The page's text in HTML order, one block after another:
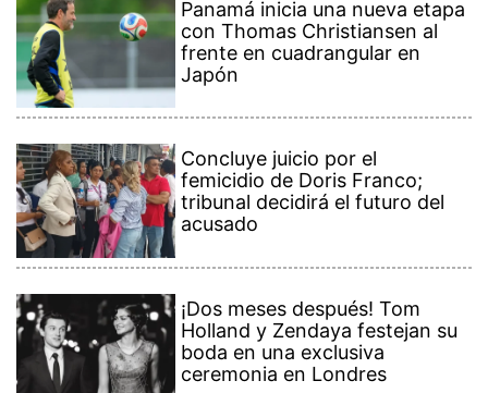
Panamá inicia una nueva etapa
con Thomas Christiansen al
frente en cuadrangular en
Japón
Concluye juicio por el
femicidio de Doris Franco;
tribunal decidirá el futuro del
acusado
¡Dos meses después! Tom
Holland y Zendaya festejan su
boda en una exclusiva
ceremonia en Londres